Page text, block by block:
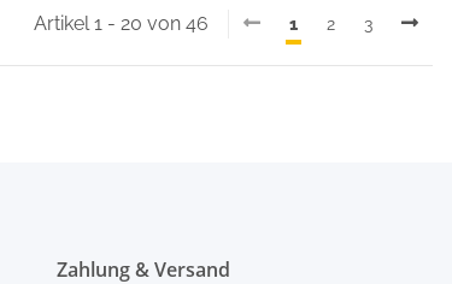
Artikel 1 - 20 von 46 1 2 3
Zahlung & Versand